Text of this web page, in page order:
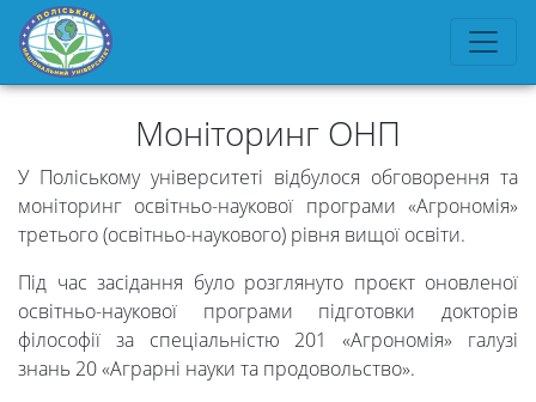
Моніторинг ОНП
У Поліському університеті відбулося обговорення та
моніторинг освітньо-наукової програми «Агрономія»
третього (освітньо-наукового) рівня вищої освіти.
Під час засідання було розглянуто проєкт оновленої
освітньо-наукової програми підготовки докторів
філософії за спеціальністю 201 «Агрономія» галузі
знань 20 «Аграрні науки та продовольство».